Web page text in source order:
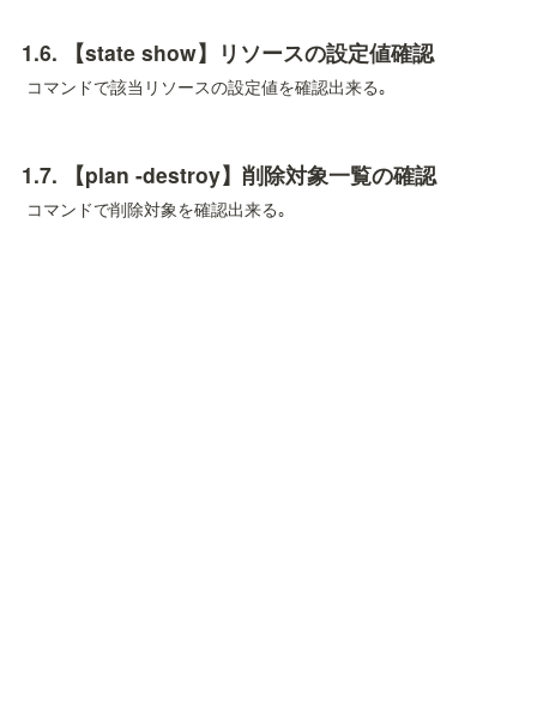
1.6. 【state show】リソースの設定値確認
コマンドで該当リソースの設定値を確認出来る｡
1.7. 【plan -destroy】削除対象一覧の確認
コマンドで削除対象を確認出来る｡